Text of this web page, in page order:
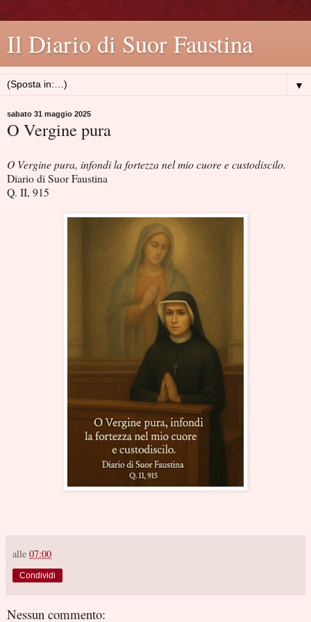
Il Diario di Suor Faustina
▼
sabato 31 maggio 2025
O Vergine pura
O Vergine pura, infondi la fortezza nel mio cuore e custodiscilo.
Diario di Suor Faustina
Q. II, 915
alle 07:00
Condividi
Nessun commento: